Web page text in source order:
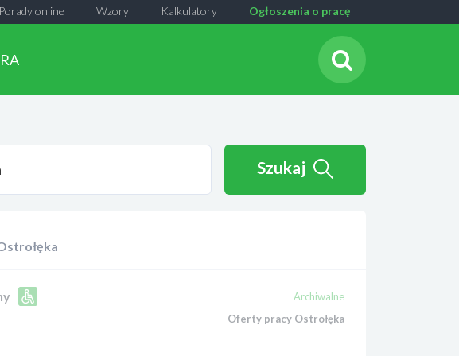
Ogłoszenia o pracę
Kalkulatory
Wzory
Porady online
Szukaj
Archiwalne
Oferty pracy Ostrołęka